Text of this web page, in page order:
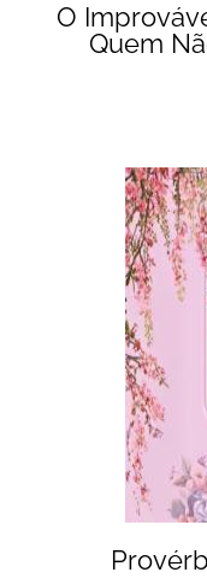
O
Quem